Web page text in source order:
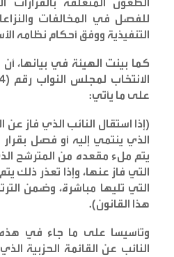
للفصل في المخالفات
التنفيذية ووفق أحكام نظامه
على ما يأتي:
(إذا استقال النائب الذي فاز عن
الذي ينتمي إليه أو فصل
يتم ملء مقعده من المترشح
التي فاز عنها، وإذا تعذر ذلك
التي تليها مباشرة، وضمن
هذا القانون).
وتأسيسا على ما جاء في هذه
النائب عن القائمة الحزبية